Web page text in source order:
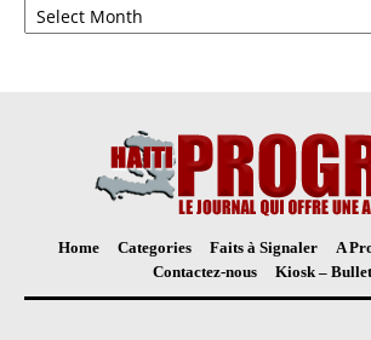
Home Categories Faits à Signaler
A
Contactez-nous
Kiosk –